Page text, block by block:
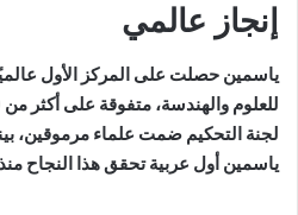
إنجاز عالمي
ياسمين حصلت على المركز الأول
لجنة التحكيم ضمت علماء مرموقين،
ياسمين أول عربية تحقق هذا النجاح